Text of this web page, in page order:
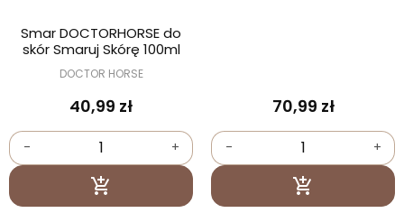
Smar DOCTORHORSE do
skór Smaruj Skórę 100ml
DOCTOR HORSE
40,99 zł
- +
 Dodaj do koszyka
70,99 zł
- +
 Dodaj do